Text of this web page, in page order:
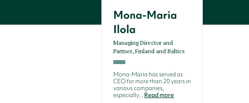
Mona-Maria
Ilola
Managing Director and
Partner, Finland and Baltics
Mona-Maria has served as
CEO for more than 20 years in
various companies,
especially... Read more